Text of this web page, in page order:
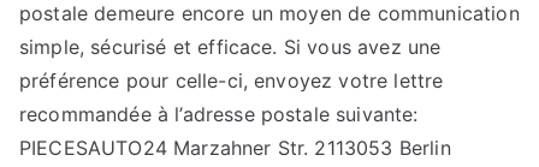
postale demeure encore un moyen de communication
simple, sécurisé et efficace. Si vous avez une
préférence pour celle-ci, envoyez votre lettre
recommandée à l’adresse postale suivante:
PIECESAUTO24 Marzahner Str. 2113053 Berlin